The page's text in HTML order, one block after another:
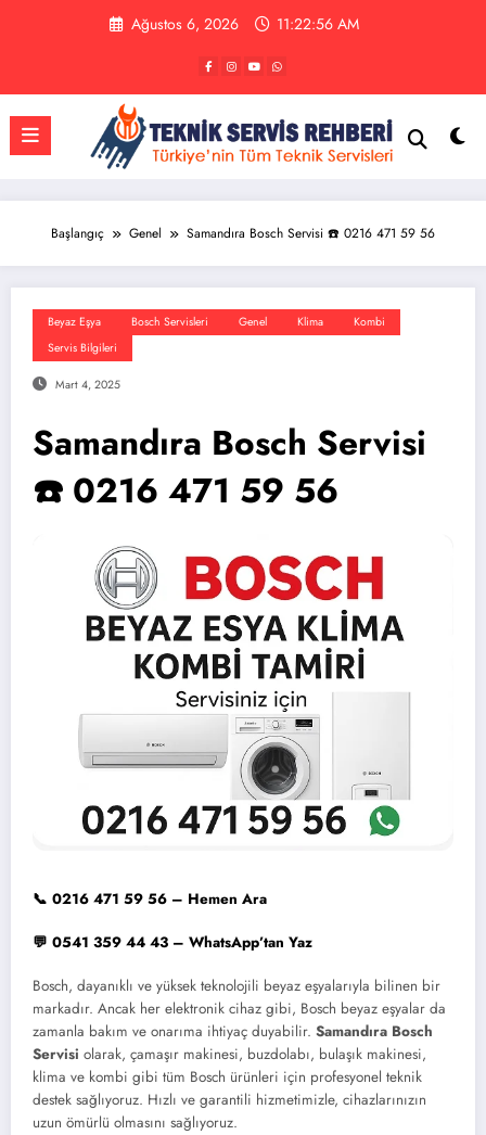
Ağustos 6, 2026 11:22:57 AM
Başlangıç Genel Samandıra Bosch Servisi ☎️ 0216 471 59 56
Beyaz Eşya Bosch Servisleri Genel Klima
Kombi
Servis Bilgileri
Mart 4, 2025
Samandıra Bosch Servisi
☎️ 0216 471 59 56
📞 0216 471 59 56 – Hemen Ara
💬 0541 359 44 43 – WhatsApp’tan Yaz
Bosch, dayanıklı ve yüksek teknolojili beyaz eşyalarıyla bilinen bir
markadır. Ancak her elektronik cihaz gibi, Bosch beyaz eşyalar da
zamanla bakım ve onarıma ihtiyaç duyabilir. Samandıra Bosch
Servisi olarak, çamaşır makinesi, buzdolabı, bulaşık makinesi,
klima ve kombi gibi tüm Bosch ürünleri için profesyonel teknik
destek sağlıyoruz. Hızlı ve garantili hizmetimizle, cihazlarınızın
uzun ömürlü olmasını sağlıyoruz.